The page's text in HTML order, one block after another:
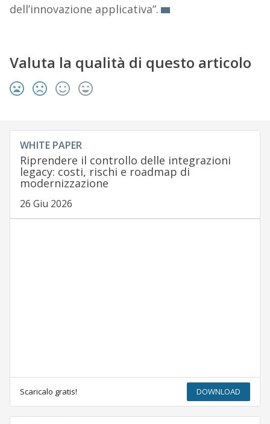
dell’innovazione applicativa”.
Valuta la qualità di questo articolo
WHITE PAPER
Riprendere il controllo delle integrazioni
legacy: costi, rischi e roadmap di
modernizzazione
26 Giu 2026
Scaricalo gratis! DOWNLOAD